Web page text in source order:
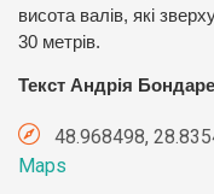
висота валів, які
30 метрів.
Текст Андрія
48.968498,
Maps